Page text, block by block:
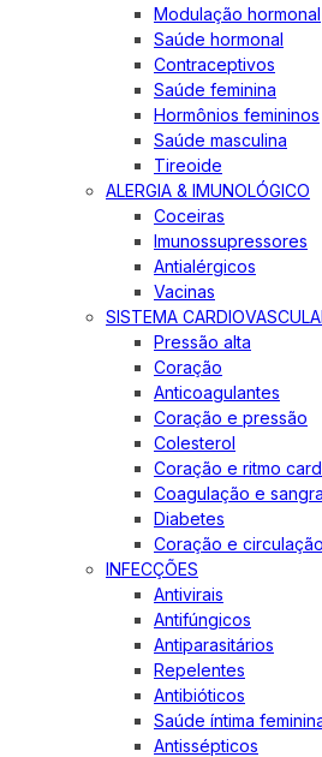
Modulação hormonal
Saúde hormonal
Contraceptivos
Saúde feminina
Hormônios femininos
Saúde masculina
Tireoide
ALERGIA & IMUNOLÓGICO
Coceiras
Imunossupressores
Antialérgicos
Vacinas
SISTEMA
Pressão alta
Coração
Anticoagulantes
Coração e pressão
Colesterol
Coração e ritmo
Coagulação e
Diabetes
Coração e circulação
INFECÇÕES
Antivirais
Antifúngicos
Antiparasitários
Repelentes
Antibióticos
Saúde íntima
Antissépticos